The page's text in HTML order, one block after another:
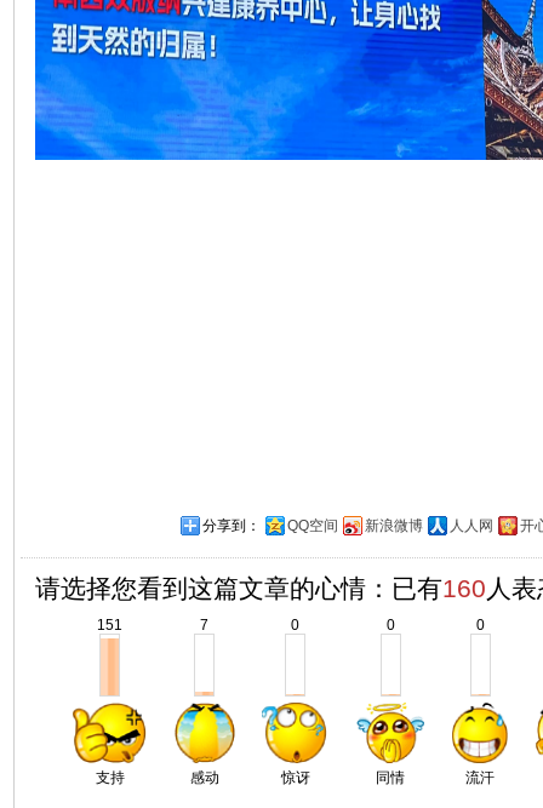
分享到： QQ空间 新浪微博 人人网 开
请选择您看到这篇文章的心情：已有160 人
151
支持
7
感动
0
惊讶
0
同情
0
流汗